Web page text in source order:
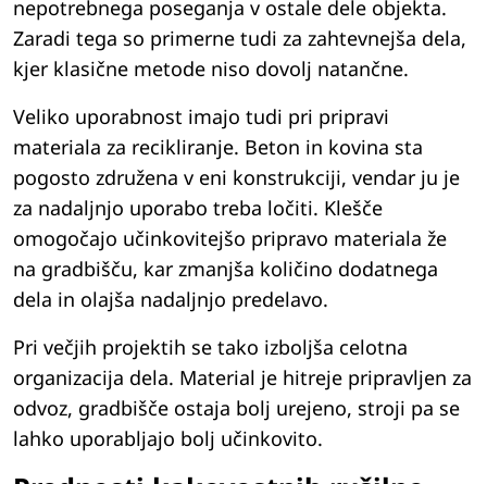
nepotrebnega poseganja v ostale dele objekta.
Zaradi tega so primerne tudi za zahtevnejša dela,
kjer klasične metode niso dovolj natančne.
Veliko uporabnost imajo tudi pri pripravi
materiala za recikliranje. Beton in kovina sta
pogosto združena v eni konstrukciji, vendar ju je
za nadaljnjo uporabo treba ločiti. Klešče
omogočajo učinkovitejšo pripravo materiala že
na gradbišču, kar zmanjša količino dodatnega
dela in olajša nadaljnjo predelavo.
Pri večjih projektih se tako izboljša celotna
organizacija dela. Material je hitreje pripravljen za
odvoz, gradbišče ostaja bolj urejeno, stroji pa se
lahko uporabljajo bolj učinkovito.